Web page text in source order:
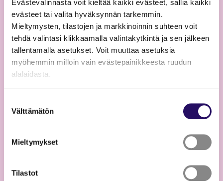
Evästevalinnasta voit kieltää kaikki evästeet, sallia kaikki
evästeet tai valita hyväksynnän tarkemmin.
Mieltymysten, tilastojen ja markkinoinnin suhteen voit
tehdä valintasi klikkaamalla valintakytkintä ja sen jälkeen
tallentamalla asetukset. Voit muuttaa asetuksia
myöhemmin milloin vain evästepainikkeesta ruudun
alalaidasta.
Lue lisää sivustostamme ja evästeistä
valinta
Välttämätön
Mieltymykset
Tilastot
13.07.2026